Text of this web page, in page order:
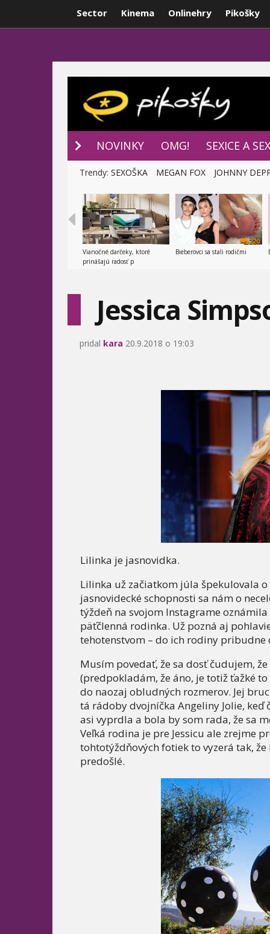
Sector Kinema Onlinehry Pikošky
NOVINKY OMG! SEXICE A
Trendy: SEXOŠKA MEGAN FOX JOHNNY
Vianočné darčeky, ktoré
prinášajú radosť p
220
Bieberovci sa stali rodičmi
Jessica
pridal kara 20.9.2018 o 19:03
Lilinka je jasnovidka.
Lilinka už začiatkom júla špekulovala o
jasnovidecké schopnosti sa nám o
týždeň na svojom Instagrame
päťčlenná rodinka. Už pozná aj
tehotenstvom – do ich rodiny pribudne
Musím povedať, že sa dosť čudujem,
(predpokladám, že áno, je totiž ťažké
do naozaj obludných rozmerov. Jej
tá rádoby dvojníčka Angeliny Jolie,
asi vyprdla a bola by som rada, že sa
Veľká rodina je pre Jessicu ale zrejme
tohtotýždňových fotiek to vyzerá tak,
predošlé.